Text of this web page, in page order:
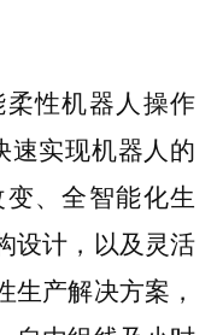
柔性机器人操作
速实现机器人的
、全智能化生
设计，以及灵活
产解决方案，